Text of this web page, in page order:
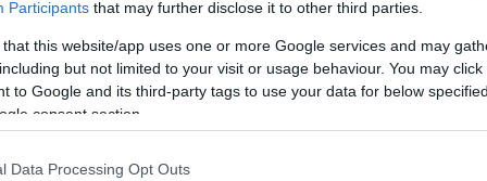
Participants that may further disclose it to other third parties.
that this website/app uses one or more Google services and may
but not limited to your visit or usage behaviour. You may
to Google and its third-party tags to use your data for below
consent section.
Data Processing Opt Outs
ύπνο στη ζέστη
το σώμα μπορεί να παραμένει σε υψηλότερη
δίνει περισσότερο χρόνο στον οργανισμό να